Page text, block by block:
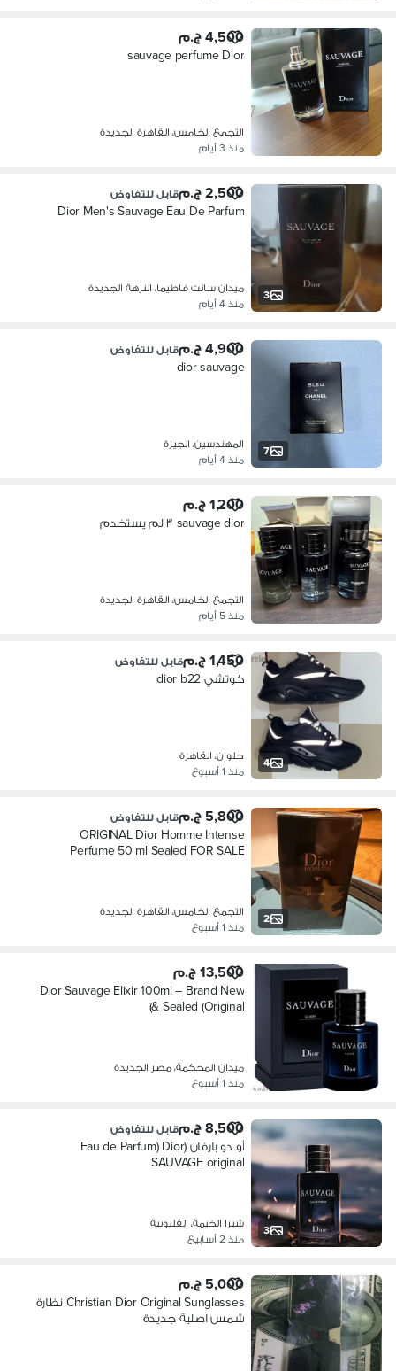
4,500 ج.م
sauvage perfume Dior
التجمع الخامس، القاهرة الجديدة
منذ 3 أيام
3
2,500 ج.م قابل للتفاوض
Dior Men's Sauvage Eau De Parfum
ميدان سانت فاطيما، النزهة الجديدة
منذ 4 أيام
7
4,900 ج.م قابل للتفاوض
dior sauvage
المهندسين، الجيزة
منذ 4 أيام
1,200 ج.م
sauvage dior ٣ لم يستخدم
التجمع الخامس، القاهرة الجديدة
منذ 5 أيام
4
1,450 ج.م قابل للتفاوض
كوتشي dior b22
حلوان، القاهرة
منذ 1 أسبوع
2
5,800 ج.م قابل للتفاوض
ORIGINAL Dior Homme Intense
Perfume 50 ml Sealed FOR SALE
التجمع الخامس، القاهرة الجديدة
منذ 1 أسبوع
13,500 ج.م
Dior Sauvage Elixir 100ml – Brand New
& Sealed (Original)
ميدان المحكمة، مصر الجديدة
منذ 1 أسبوع
3
8,500 ج.م قابل للتفاوض
أو دو بارفان (Eau de Parfum) Dior
SAUVAGE original
شبرا الخيمة، القليوبية
منذ 2 أسابيع
5,000 ج.م
Christian Dior Original Sunglasses نظارة
شمس اصلية جديدة